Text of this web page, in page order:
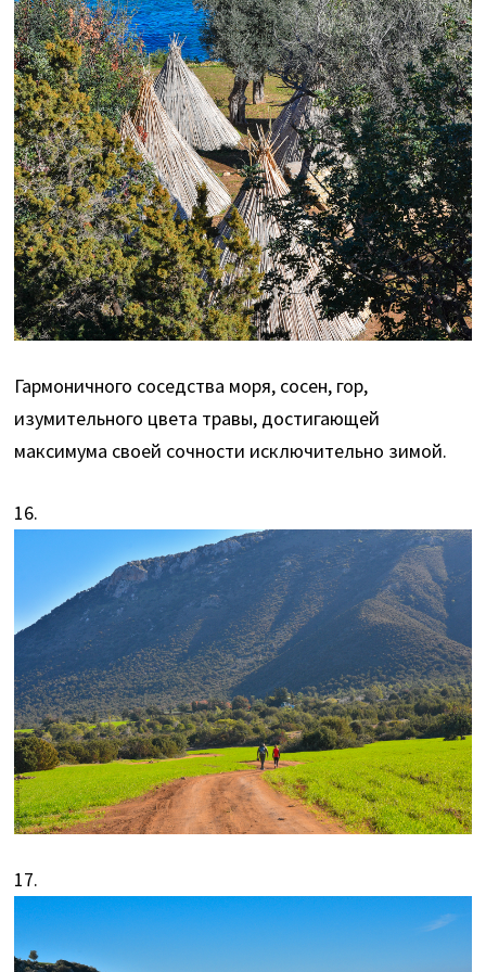
Гармоничного соседства моря, сосен, гор,
изумительного цвета травы, достигающей
максимума своей сочности исключительно зимой.
16.
17.